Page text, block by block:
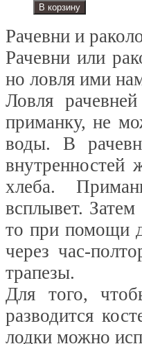
Рачевни и
Рачевни или
но ловля ими
Ловля
приманку, не
воды. В
хлеба.
всплывет.
то при помощи
через час-
трапезы.
Для того,
разводится
лодки можно